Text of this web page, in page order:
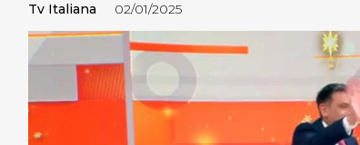
Tv Italiana 02/01/2025